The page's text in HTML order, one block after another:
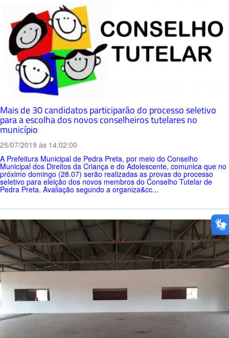
Mais de 30 candidatos participarão do processo seletivo
para a escolha dos novos conselheiros tutelares no
município
25/07/2019 ás 14:02:00
A Prefeitura Municipal de Pedra Preta, por meio do Conselho
Municipal dos Direitos da Criança e do Adolescente, comunica que no
próximo domingo (28.07) serão realizadas as provas do processo
seletivo para eleição dos novos membros do Conselho Tutelar de
Pedra Preta. Avaliação segundo a organiza&cc...